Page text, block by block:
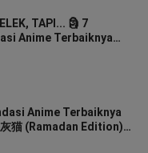
TAPI... 🗿 7
Anime Terbaiknya
猫 (Ramadan Edition)
Anime Terbaiknya
猫 (Ramadan Edition)